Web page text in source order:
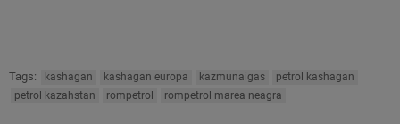
Tags: kashagan kashagan europa kazmunaigas
petrol kashagan
petrol kazahstan
rompetrol rompetrol marea neagra